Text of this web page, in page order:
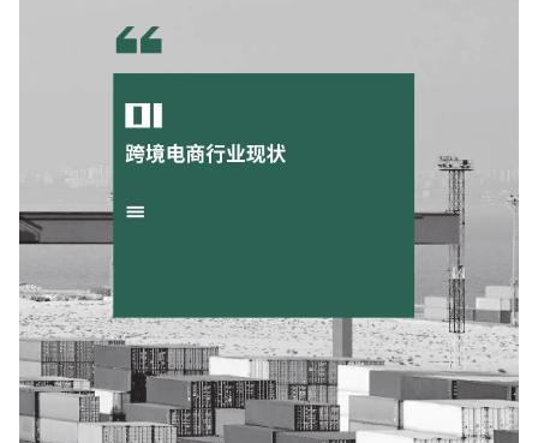
增长俱乐部
增长俱乐部
合作共进
入驻有赞 认证代理商
认证服务商 设计服务商